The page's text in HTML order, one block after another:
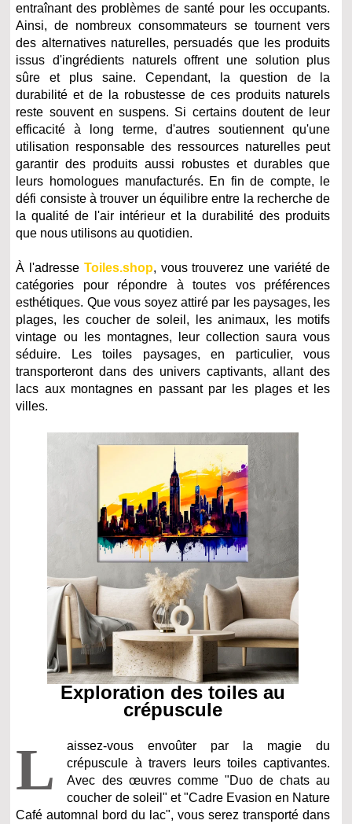
entraînant des problèmes de santé pour les occupants.
Ainsi, de nombreux consommateurs se tournent vers
des alternatives naturelles, persuadés que les produits
issus d'ingrédients naturels offrent une solution plus
sûre et plus saine. Cependant, la question de la
durabilité et de la robustesse de ces produits naturels
reste souvent en suspens. Si certains doutent de leur
efficacité à long terme, d'autres soutiennent qu'une
utilisation responsable des ressources naturelles peut
garantir des produits aussi robustes et durables que
leurs homologues manufacturés. En fin de compte, le
défi consiste à trouver un équilibre entre la recherche de
la qualité de l'air intérieur et la durabilité des produits
que nous utilisons au quotidien.
À l'adresse Toiles.shop, vous trouverez une variété de
catégories pour répondre à toutes vos préférences
esthétiques. Que vous soyez attiré par les paysages, les
plages, les coucher de soleil, les animaux, les motifs
vintage ou les montagnes, leur collection saura vous
séduire. Les toiles paysages, en particulier, vous
transporteront dans des univers captivants, allant des
lacs aux montagnes en passant par les plages et les
villes.
Exploration des toiles au
crépuscule
L
aissez-vous envoûter par la magie du
crépuscule à travers leurs toiles captivantes.
Avec des œuvres comme "Duo de chats au
coucher de soleil" et "Cadre Evasion en Nature
Café automnal bord du lac", vous serez transporté dans